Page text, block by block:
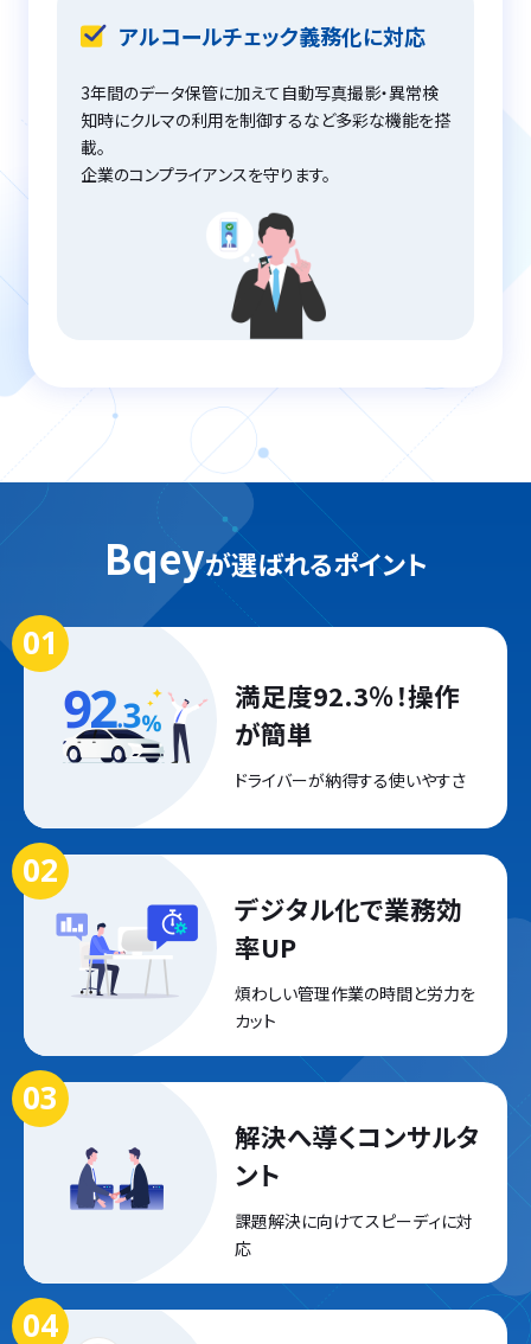
アルコールチェック義務化に対応
3年間のデータ保管に加えて自動写真撮影・異常検
知時にクルマの利用を制御するなど多彩な機能を搭
載。
企業のコンプライアンスを守ります。
Bqeyが選ばれるポイント
満足度92.3％！操作
が簡単
ドライバーが納得する使いやすさ
デジタル化で業務効
率UP
煩わしい管理作業の時間と労力を
カット
解決へ導くコンサルタ
ント
課題解決に向けてスピーディに対
応